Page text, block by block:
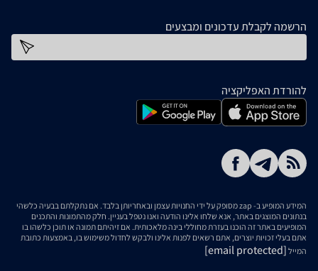
הרשמה לקבלת עדכונים ומבצעים
להורדת האפליקציה
המידע המופיע ב- zap מסופק על ידי החנויות עצמן ובאחריותן בלבד. אם נתקלתם בבעיה כלשהי
בנתונים המוצגים באתר, אנא שלחו אלינו הודעה ואנו נטפל בעניין. חלק מהתמונות והתכנים
המופיעים באתר זה הוכנו בעזרת מחוללי בינה מלאכותית. אם זיהיתם תמונה או תוכן כלשהו בו
אתם בעלי זכויות יוצרים, אתם רשאים לפנות אלינו ולבקש לחדול משימוש בו, באמצעות כתובת
המייל [email protected]